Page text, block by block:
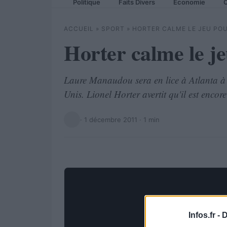
Infos.fr -
Politique Faits Divers Economie
ACCUEIL » SPORT » HORTER CALME LE JEU
Horter calme le
Laure Manaudou sera en lice à Atlanta
Unis. Lionel Horter avertit qu'il est
· 1 décembre 2011 · 1 min